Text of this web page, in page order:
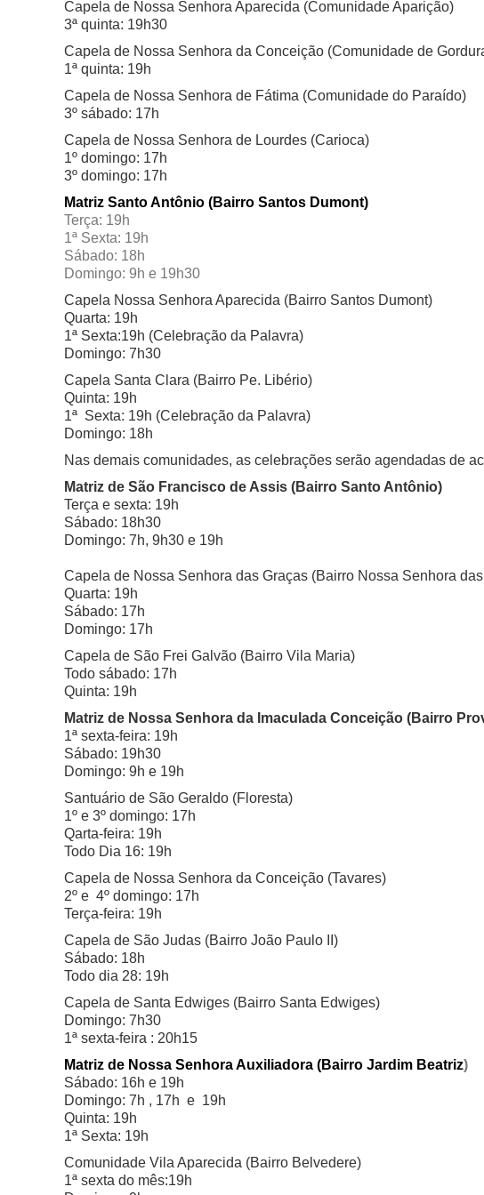
Capela de Nossa Senhora Aparecida (Comunidade Aparição)
3ª quinta: 19h30
Capela de Nossa Senhora da Conceição (Comunidade de
1ª quinta: 19h
Capela de Nossa Senhora de Fátima (Comunidade do Paraído)
3º sábado: 17h
Capela de Nossa Senhora de Lourdes (Carioca)
1º domingo: 17h
3º domingo: 17h
Matriz Santo Antônio (Bairro Santos Dumont)
Terça: 19h
1ª Sexta: 19h
Sábado: 18h
Domingo: 9h e 19h30
Capela Nossa Senhora Aparecida (Bairro Santos Dumont)
Quarta: 19h
1ª Sexta:19h (Celebração da Palavra)
Domingo: 7h30
Capela Santa Clara (Bairro Pe. Libério)
Quinta: 19h
1ª Sexta: 19h (Celebração da Palavra)
Domingo: 18h
Nas demais comunidades, as celebrações serão agendadas de
Matriz de São Francisco de Assis (Bairro Santo Antônio)
Terça e sexta: 19h
Sábado: 18h30
Domingo: 7h, 9h30 e 19h
Capela de Nossa Senhora das Graças (Bairro Nossa Senhora
Quarta: 19h
Sábado: 17h
Domingo: 17h
Capela de São Frei Galvão (Bairro Vila Maria)
Todo sábado: 17h
Quinta: 19h
Matriz de Nossa Senhora da Imaculada Conceição (Bairro
1ª sexta-feira: 19h
Sábado: 19h30
Domingo: 9h e 19h
Santuário de São Geraldo (Floresta)
1º e 3º domingo: 17h
Qarta-feira: 19h
Todo Dia 16: 19h
Capela de Nossa Senhora da Conceição (Tavares)
2º e 4º domingo: 17h
Terça-feira: 19h
Capela de São Judas (Bairro João Paulo II )
Sábado: 18h
Todo dia 28: 19h
Capela de Santa Edwiges (Bairro Santa Edwiges)
Domingo: 7h30
1ª sexta-feira : 20h15
Matriz de Nossa Senhora Auxiliadora (Bairro Jardim Beatriz)
Sábado: 16h e 19h
Domingo: 7h , 17h e 19h
Quinta: 19h
1ª Sexta: 19h
Comunidade Vila Aparecida (Bairro Belvedere)
1ª sexta do mês:19h